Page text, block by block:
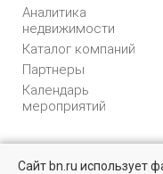
Аналитика
недвижимости
Каталог компаний
Партнеры
Календарь
мероприятий
с ограниченной
Сайт bn.ru использует